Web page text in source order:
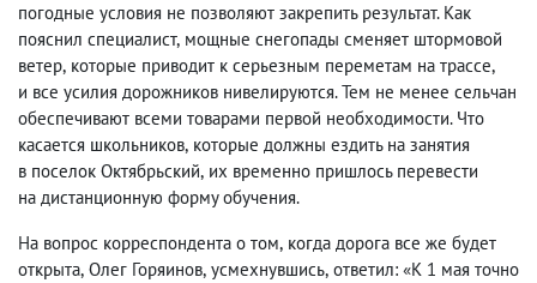
погодные условия не позволяют закрепить результат. Как
пояснил специалист, мощные снегопады сменяет штормовой
ветер, которые приводит к серьезным переметам на трассе,
и все усилия дорожников нивелируются. Тем не менее сельчан
обеспечивают всеми товарами первой необходимости. Что
касается школьников, которые должны ездить на занятия
в поселок Октябрьский, их временно пришлось перевести
на дистанционную форму обучения.
На вопрос корреспондента о том, когда дорога все же будет
открыта, Олег Горяинов, усмехнувшись, ответил: «К 1 мая точно